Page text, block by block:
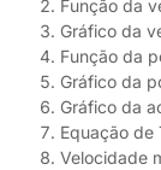
Função da
Gráfico da
Função da
Gráfico da
Gráfico da
Equação de
Velocidade